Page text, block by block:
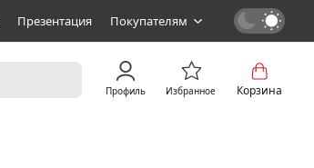
Презентация Покупателям
Профиль Избранное Корзина